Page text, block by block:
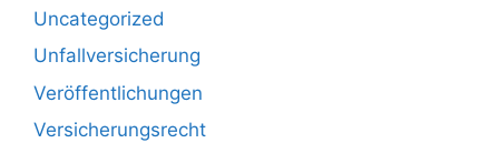
Uncategorized
Unfallversicherung
Veröffentlichungen
Versicherungsrecht